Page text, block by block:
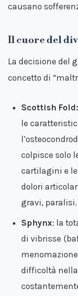
causano
Il cuore del
La decisione del
concetto di
Scottish Fold:
le
colpisce solo
cartilagini e le
dolori
gravi, paralisi.
Sphynx: la
di vibrisse
difficoltà